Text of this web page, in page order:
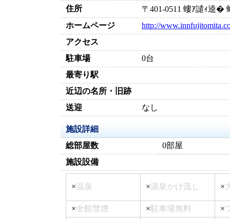
住所
〒401-0511 螻ｱ譴ｨ逵
ホームページ
http://
アクセス
駐車場
0台
最寄り駅
近辺の名所・旧跡
送迎
なし
施設詳細
総部屋数
0部屋
施設設備
×温泉 ×源泉かけ流し ×
×全館禁煙 ×駐車場無料 ×